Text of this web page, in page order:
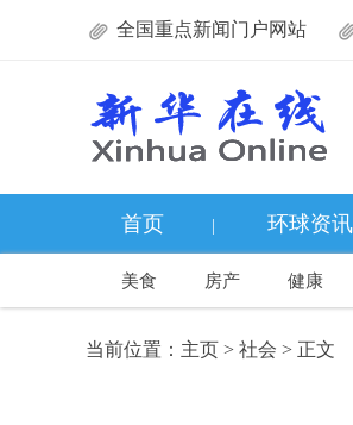
全国重点新闻门户网站
首页 环球资讯
美食 房产 健康
当前位置： 主页 > 社会 > 正文